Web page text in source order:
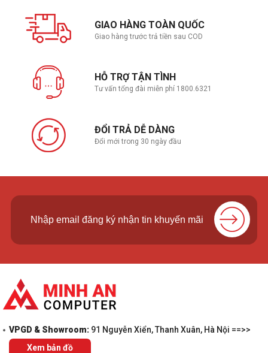
GIAO HÀNG TOÀN QUỐC
Giao hàng trước trả tiền sau COD
HỖ TRỢ TẬN TÌNH
Tư vấn tổng đài miễn phí 1800.6321
ĐỔI TRẢ DỄ DÀNG
Đổi mới trong 30 ngày đầu
VPGD & Showroom: 91 Nguyễn Xiển, Thanh Xuân, Hà Nội ==>>
Xem bản đồ